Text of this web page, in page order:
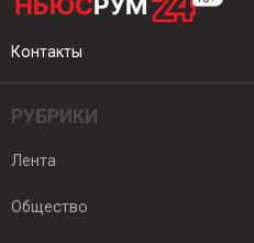
Контакты
РУБРИКИ
Лента
Общество